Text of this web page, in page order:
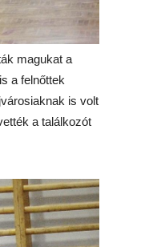
magukat a
a felnőttek
is volt
a találkozót